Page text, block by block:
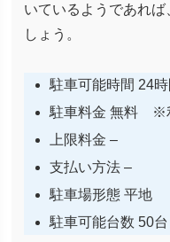
いているようであれ
しょう。
駐車可能時間 24時
駐車料金 無料 ※
上限料金 –
支払い方法 –
駐車場形態 平地
駐車可能台数 50台